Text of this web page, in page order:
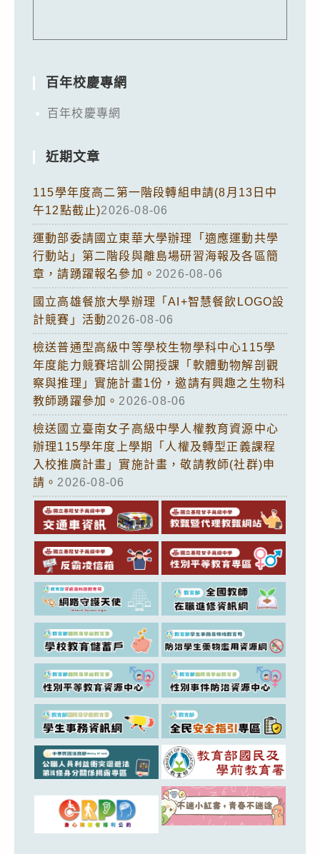
百年校慶專網
百年校慶專網
近期文章
115學年度高二第一階段轉組申請(8月13日中
午12點截止)2026-08-06
運動部委請國立東華大學辦理「適應運動共學
行動站」第二階段與離島場研習海報及各區簡
章，請踴躍報名參加。 2026-08-06
國立高雄餐旅大學辦理「AI+智慧餐飲LOGO設
計競賽」活動2026-08-06
檢送普通型高級中等學校生物學科中心115學
年度能力競賽培訓公開授課「軟體動物解剖觀
察與推理」實施計畫1份，邀請有興趣之生物科
教師踴躍參加。 2026-08-06
檢送國立臺南女子高級中學人權教育資源中心
辦理115學年度上學期「人權及轉型正義課程
入校推廣計畫」實施計畫，敬請教師(社群)申
請。 2026-08-06